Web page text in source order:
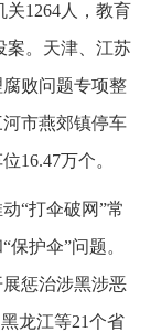
关1264人，教育
案。天津、江苏
败问题专项整
市燕郊镇停车
16.47万个。
“打伞破网”常
护伞”问题。
惩治涉黑涉恶
龙江等21个省